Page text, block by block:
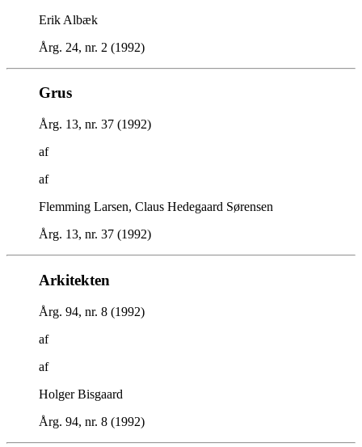
Erik Albæk
Årg. 24, nr. 2 (1992)
Grus
Årg. 13, nr. 37 (1992)
af
af
Flemming Larsen, Claus Hedegaard Sørensen
Årg. 13, nr. 37 (1992)
Arkitekten
Årg. 94, nr. 8 (1992)
af
af
Holger Bisgaard
Årg. 94, nr. 8 (1992)